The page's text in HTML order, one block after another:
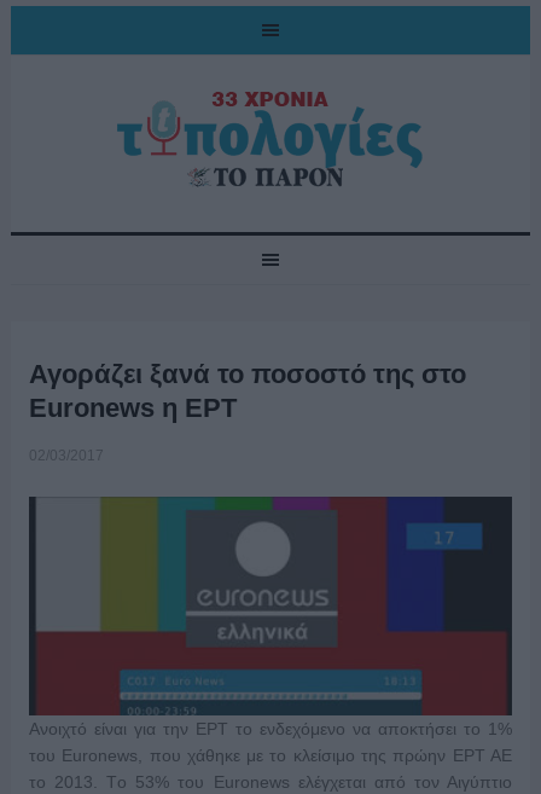
Αγοράζει ξανά το ποσοστό της στο
Euronews η ΕΡΤ
02/03/2017
Ανοιχτό είναι για την ΕΡΤ το ενδεχόμενο να αποκτήσει το 1%
του Euronews, που χάθηκε με το κλείσιμο της πρώην ΕΡΤ ΑΕ
το 2013. Τo 53% του Euronews ελέγχεται από τον Αιγύπτιο